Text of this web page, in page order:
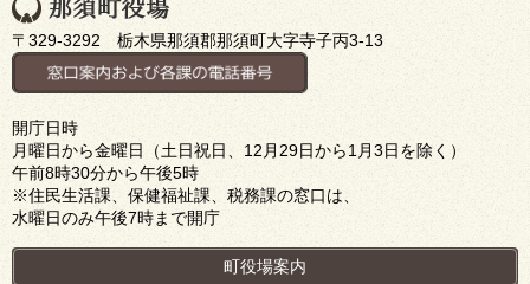
〒329-3292 栃木県那須郡那須町大字寺子丙3-13
開庁日時
月曜日から金曜日（土日祝日、12月29日から1月3日を除く）
午前8時30分から午後5時
※住民生活課、保健福祉課、税務課の窓口は、
水曜日のみ午後7時まで開庁
町役場案内